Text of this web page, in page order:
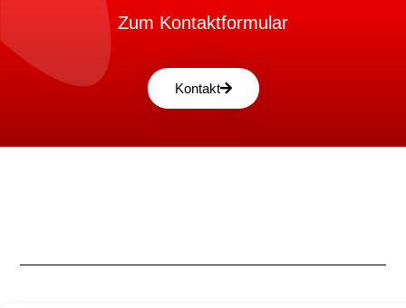
Zum Kontaktformular
Kontakt